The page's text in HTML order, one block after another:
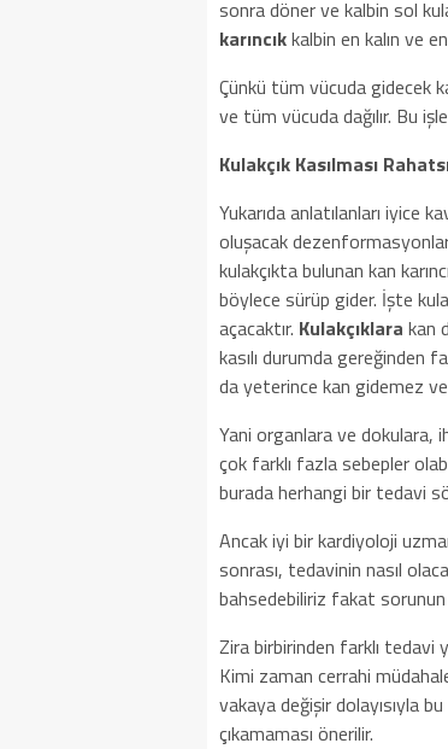
sonra döner ve kalbin sol
karıncıkkalbin en kalın ve
Çünkü tüm vücuda gidecek
ve tüm vücuda dağılır. Bu
Kulakçık Kasılması
Yukarıda anlatılanları iyice
oluşacak
kulakçıkta bulunan kan
böylece sürüp gider. İşte
açacaktır. Kulakçıklara kan
kasılı durumda gereğinden
da yeterince kan gidemez
Yani organlara ve dokulara,
çok farklı fazla sebepler
burada herhangi bir tedavi
Ancak iyi bir kardiyoloji
sonrası, tedavinin nasıl
bahsedebiliriz fakat
Zira birbirinden farklı tedavi
Kimi zaman cerrahi
vakaya değişir dolayısıyla
çıkamaması önerilir.